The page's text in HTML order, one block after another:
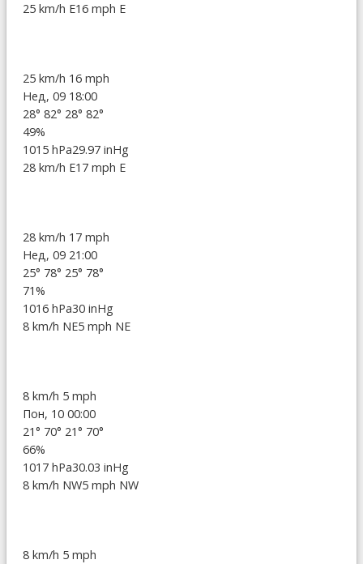
25 km/h E16 mph E
25 km/h 16 mph
Нед, 09 18:00
28° 82° 28° 82°
49%
1015 hPa29.97 inHg
28 km/h E17 mph E
28 km/h 17 mph
Нед, 09 21:00
25° 78° 25° 78°
71%
1016 hPa30 inHg
8 km/h NE5 mph NE
8 km/h 5 mph
Пон, 10 00:00
21° 70° 21° 70°
66%
1017 hPa30.03 inHg
8 km/h NW5 mph NW
8 km/h 5 mph